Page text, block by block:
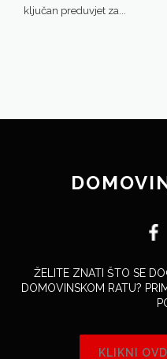
ključan preduvjet za...
ŽELITE ZNATI ŠTO SE
DOMOVINSKOM RATU?
KLIKNI